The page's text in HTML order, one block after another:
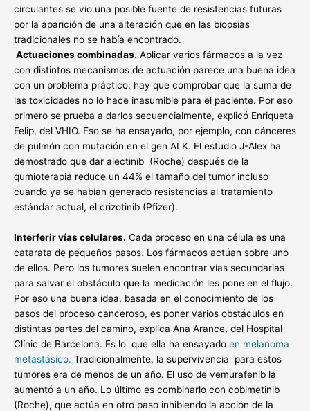
circulantes se vio una posible fuente de resistencias futuras
por la aparición de una alteración que en las biopsias
tradicionales no se había encontrado.
Actuaciones combinadas. Aplicar varios fármacos a la vez
con distintos mecanismos de actuación parece una buena idea
con un problema práctico: hay que comprobar que la suma de
las toxicidades no lo hace inasumible para el paciente. Por eso
primero se prueba a darlos secuencialmente, explicó Enriqueta
Felip, del VHIO. Eso se ha ensayado, por ejemplo, con cánceres
de pulmón con mutación en el gen ALK. El estudio J-Alex ha
demostrado que dar alectinib (Roche) después de la
qumioterapia reduce un 44% el tamaño del tumor incluso
cuando ya se habían generado resistencias al tratamiento
estándar actual, el crizotinib (Pfizer).
Interferir vías celulares. Cada proceso en una célula es una
catarata de pequeños pasos. Los fármacos actúan sobre uno
de ellos. Pero los tumores suelen encontrar vías secundarias
para salvar el obstáculo que la medicación les pone en el flujo.
Por eso una buena idea, basada en el conocimiento de los
pasos del proceso canceroso, es poner varios obstáculos en
distintas partes del camino, explica Ana Arance, del Hospital
Clínic de Barcelona. Es lo que ella ha ensayado en melanoma
metastásico. Tradicionalmente, la supervivencia para estos
tumores era de menos de un año. El uso de vemurafenib la
aumentó a un año. Lo último es combinarlo con cobimetinib
(Roche), que actúa en otro paso inhibiendo la acción de la